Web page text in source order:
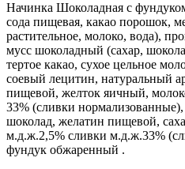
Начинка Шоколадная с
сода пищевая, какао порошок,
растительное, молоко, вода),
мусс шоколадный (сахар,
тертое какао, сухое цельное
соевый лецитин, натуральный
пищевой, желток яичный,
33% (сливки
шоколад, желатин пищевой,
м.д.ж.2,5% сливки м.д.ж.33%
фундук обжаренный .